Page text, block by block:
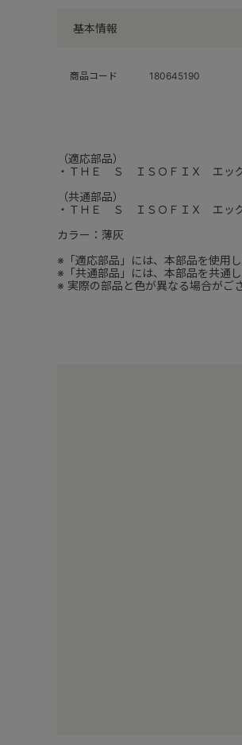
基本情報
商品コード 180645190
（適応部品）
・ＴＨＥ Ｓ ＩＳＯＦＩＸ エッ
（共通部品）
・ＴＨＥ Ｓ ＩＳＯＦＩＸ エッ
カラー：薄灰
※「適応部品」には、本部品を使用
※「共通部品」には、本部品を共通
※ 実際の部品と色が異なる場合がご